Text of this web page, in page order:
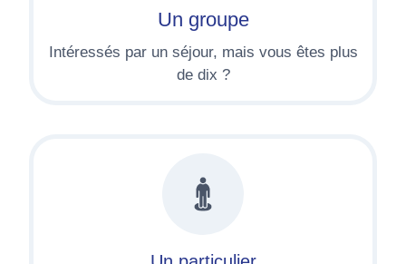
Un groupe
Intéressés par un séjour, mais vous êtes plus
de dix ?